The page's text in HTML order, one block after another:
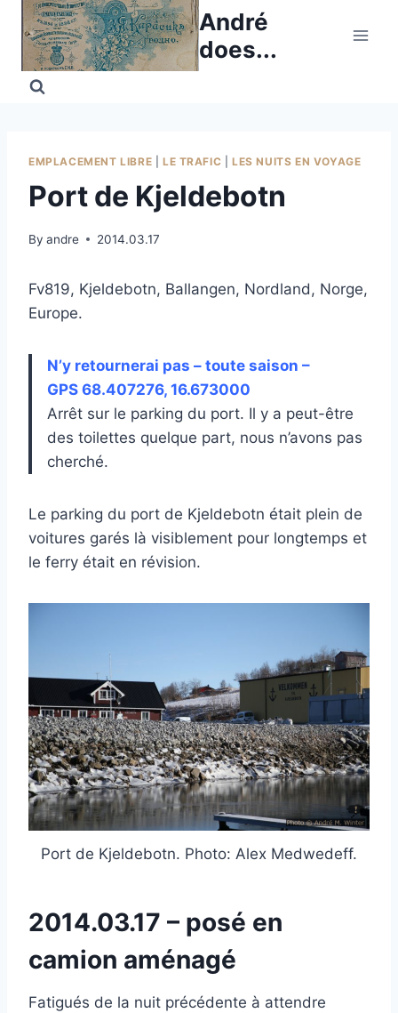
Skip
content
André
does...
EMPLACEMENT LIBRE LE TRAFIC |LES NUITS EN VOYAGE
Port de Kjeldebotn
By andre 2014.03.17
Fv819, Kjeldebotn, Ballangen, Nordland, Norge,
Europe.
N’y retournerai pas – toute saison –
GPS 68.407276, 16.673000
Arrêt sur le parking du port. Il y a peut-être
des toilettes quelque part, nous n’avons pas
cherché.
Le parking du port de Kjeldebotn était plein de
voitures garés là visiblement pour longtemps et
le ferry était en révision.
Port de Kjeldebotn. Photo: Alex Medwedeff.
2014.03.17 – posé en
camion aménagé
Fatigués de la nuit précédente à attendre